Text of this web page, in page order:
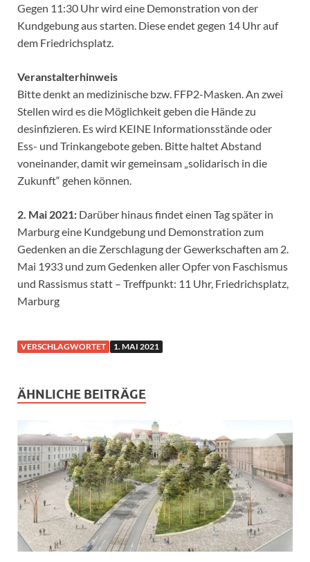
Gegen 11:30 Uhr wird eine Demonstration von der
Kundgebung aus starten. Diese endet gegen 14 Uhr auf
dem Friedrichsplatz.
Veranstalterhinweis
Bitte denkt an medizinische bzw. FFP2-Masken. An zwei
Stellen wird es die Möglichkeit geben die Hände zu
desinfizieren. Es wird KEINE Informationsstände oder
Ess- und Trinkangebote geben. Bitte haltet Abstand
voneinander, damit wir gemeinsam „solidarisch in die
Zukunft“ gehen können.
2. Mai 2021: Darüber hinaus findet einen Tag später in
Marburg eine Kundgebung und Demonstration zum
Gedenken an die Zerschlagung der Gewerkschaften am 2.
Mai 1933 und zum Gedenken aller Opfer von Faschismus
und Rassismus statt – Treffpunkt: 11 Uhr, Friedrichsplatz,
Marburg
VERSCHLAGWORTET 1. MAI 2021
ÄHNLICHE BEITRÄGE